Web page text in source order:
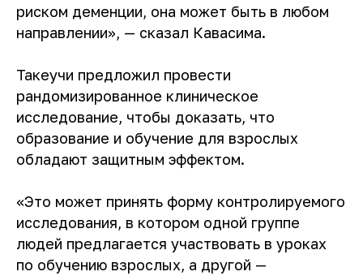
риском деменции, она может быть в любом
направлении», — сказал Кавасима.
Такеучи предложил провести
рандомизированное клиническое
исследование, чтобы доказать, что
образование и обучение для взрослых
обладают защитным эффектом.
«Это может принять форму контролируемого
исследования, в котором одной группе
людей предлагается участвовать в уроках
по обучению взрослых, а другой —